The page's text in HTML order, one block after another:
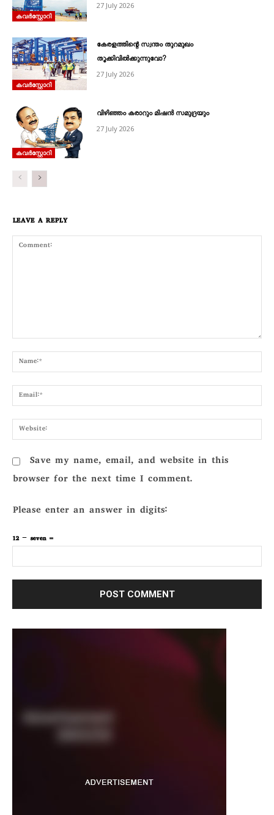
കവര്‍സ്റ്റോറി
27 July 2026
കവര്‍സ്റ്റോറി
കേരളത്തിന്റെ സ്വന്തം തുറമുഖം
തൂക്കിവിൽക്കുന്നുവോ?
27 July 2026
കവര്‍സ്റ്റോറി
വിഴിഞ്ഞം കരാറും മിഷൻ സമുദ്രയും
27 July 2026
LEAVE A REPLY
Save my name, email, and website in this
browser for the next time I comment.
Please enter an answer in digits:
12 − seven =